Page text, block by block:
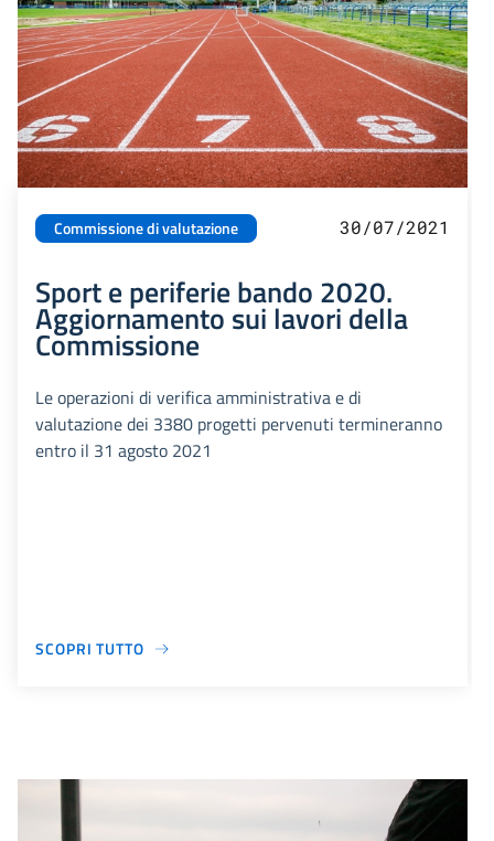
Commissione di valutazione 30/07/2021
Sport e periferie bando 2020.
Aggiornamento sui lavori della
Commissione
Le operazioni di verifica amministrativa e di
valutazione dei 3380 progetti pervenuti termineranno
entro il 31 agosto 2021
SCOPRI TUTTO